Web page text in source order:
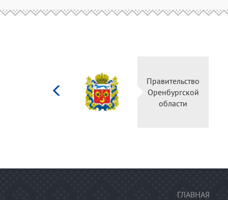
Правительство
Оренбургской
области
ГЛАВНАЯ